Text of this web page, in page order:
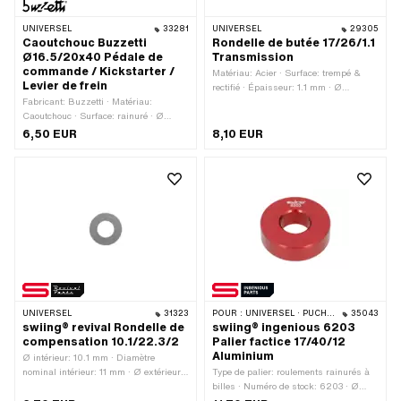
UNIVERSEL 33281
Caoutchouc Buzzetti
Ø16.5/20x40 Pédale de
commande / Kickstarter /
Levier de frein
Fabricant: Buzzetti · Matériau:
Caoutchouc · Surface: rainuré · Ø
intérieur: 7.1 mm · Ø extérieur: 16.5
mm · Ø extérieur: 20 mm · Longueur
6,50 EUR
UNIVERSEL 29305
Rondelle de butée 17/26/1.1
Transmission
Matériau: Acier · Surface: trempé &
rectifié · Épaisseur: 1.1 mm · Ø
8,10 EUR
UNIVERSEL 31323
swiing® revival Rondelle de
compensation 10.1/22.3/2
Ø intérieur: 10.1 mm · Diamètre
nominal intérieur: 11 mm · Ø extérieur:
POUR : UNIVERSEL · PUCH · TOMOS · CILO 35043
swiing® ingenious 6203
Palier factice 17/40/12
Aluminium
Type de palier: roulements rainurés à
billes · Numéro de stock: 6203 · Ø